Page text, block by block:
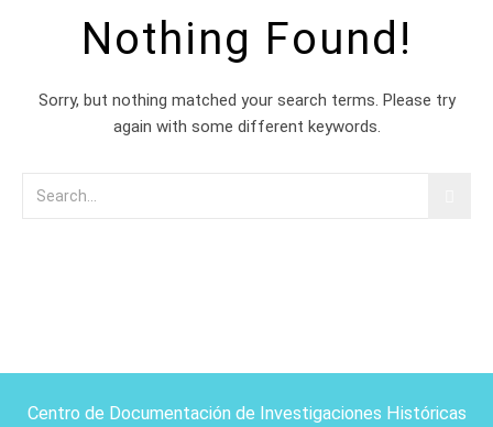
Nothing Found!
Sorry, but nothing matched your search terms. Please try
again with some different keywords.
Centro de Documentación de Investigaciones Históricas